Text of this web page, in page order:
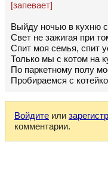
[запевает]
Выйду ночью в кухню
Свет не зажигая при
Спит моя семья, спит
Только мы с котом на
По паркетному полу
Пробираемся с
Войдите или
комментарии.